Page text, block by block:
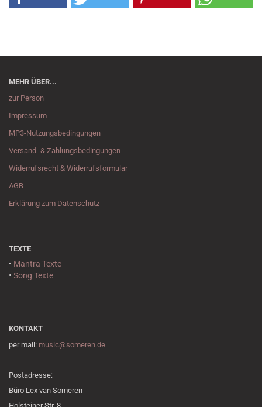
MEHR ÜBER...
zur Person
Impressum
MP3-Nutzungsbedingungen
Versand- & Zahlungsbedingungen
Widerrufsrecht & Widerrufsformular
AGB
Erklärung zum Datenschutz
TEXTE
• Mantra Texte
• Song Texte
KONTAKT
per mail: music@someren.de
Postadresse:
Büro Lex van Someren